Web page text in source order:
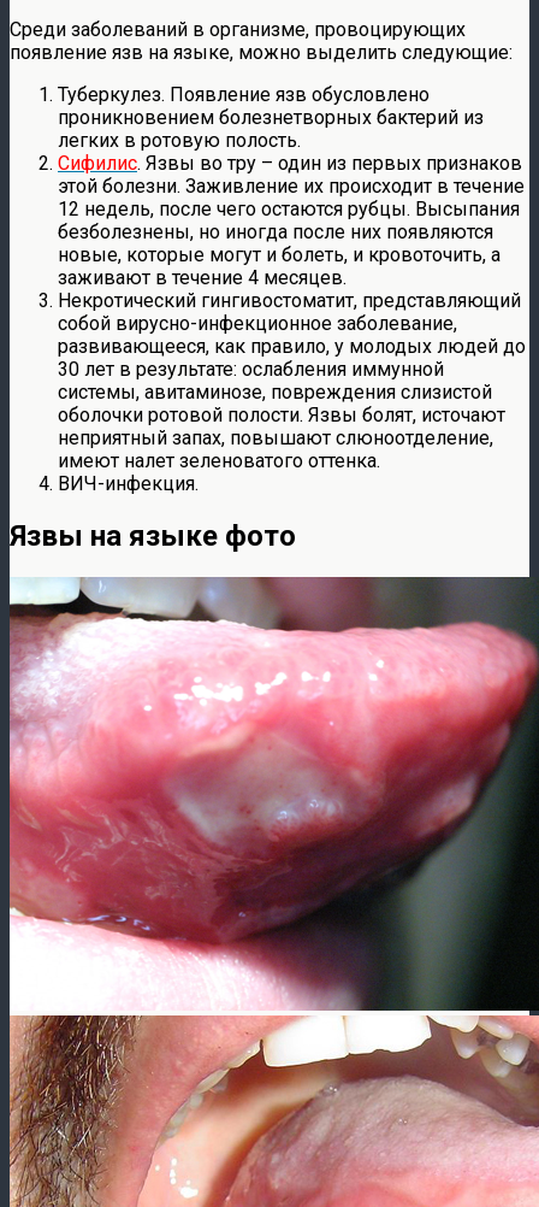
Среди заболеваний в организме, провоцирующих
появление язв на языке, можно выделить следующие:
Туберкулез. Появление язв обусловлено
проникновением болезнетворных бактерий из
легких в ротовую полость.
Сифилис. Язвы во тру – один из первых признаков
этой болезни. Заживление их происходит в течение
12 недель, после чего остаются рубцы. Высыпания
безболезнены, но иногда после них появляются
новые, которые могут и болеть, и кровоточить, а
заживают в течение 4 месяцев.
Некротический гингивостоматит, представляющий
собой вирусно-инфекционное заболевание,
развивающееся, как правило, у молодых людей до
30 лет в результате: ослабления иммунной
системы, авитаминозе, повреждения слизистой
оболочки ротовой полости. Язвы болят, источают
неприятный запах, повышают слюноотделение,
имеют налет зеленоватого оттенка.
ВИЧ-инфекция.
Язвы на языке фото